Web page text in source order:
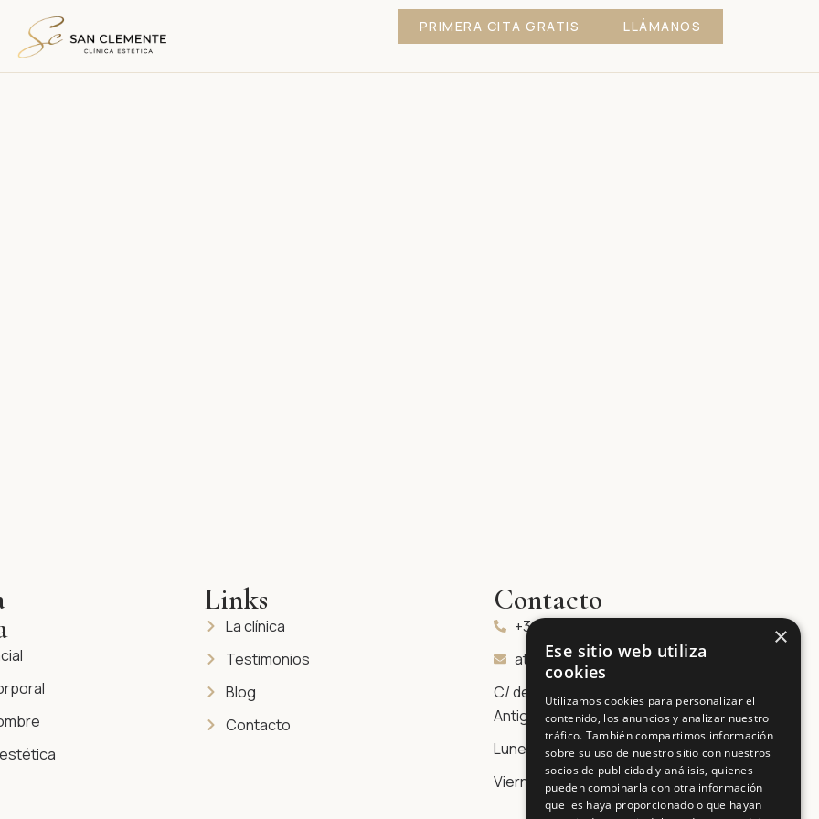
PRIMERA CITA GRATIS LLÁMANOS
Links
La clínica
Testimonios
Blog
Contacto
Contacto
+34 601 03 17 08
atencionclinica@clinicasanclemente.es
C/ de Felipe Sanclemente, 4, Casco
Antiguo, 50001 Zaragoza
Lunes a Jueves / 10:00 - 20:00
Viernes / 10:00 - 15:00
×
Ese sitio web utiliza
cookies
Utilizamos cookies para personalizar el
contenido, los anuncios y analizar nuestro
tráfico. También compartimos información
sobre su uso de nuestro sitio con nuestros
socios de publicidad y análisis, quienes
pueden combinarla con otra información
que les haya proporcionado o que hayan